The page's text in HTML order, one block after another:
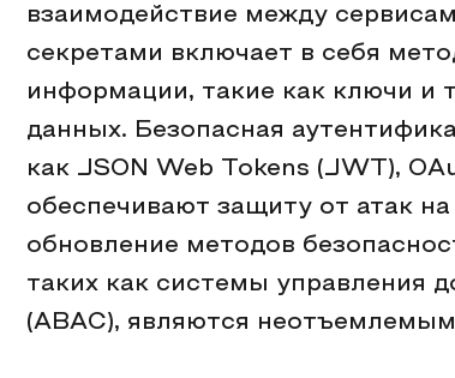
взаимодействие между
секретами включает в себя
информации, такие как ключи и
данных. Безопасная
как JSON Web Tokens (JWT),
обеспечивают защиту от атак
обновление методов
таких как системы управления
(ABAC), являются